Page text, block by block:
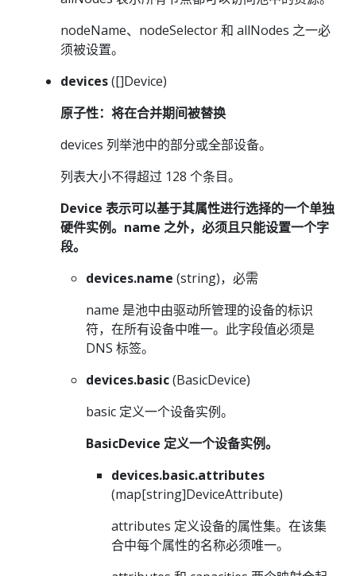
nodeName、nodeSelector 和 allNodes 之一必
须被设置。
devices([]Device)
原子性：将在合并期间被替换
devices 列举池中的部分或全部设备。
列表大小不得超过 128 个条目。
Device 表示可以基于其属性进行选择的一个单独
硬件实例。name 之外，必须且只能设置一个字
段。
devices.name (string)，必需
name 是池中由驱动所管理的设备的标识
符，在所有设备中唯一。此字段值必须是
DNS 标签。
devices.basic(BasicDevice)
basic 定义一个设备实例。
BasicDevice 定义一个设备实例。
devices.basic.attributes
(map[string]DeviceAttribute)
attributes 定义设备的属性集。在该集
合中每个属性的名称必须唯一。